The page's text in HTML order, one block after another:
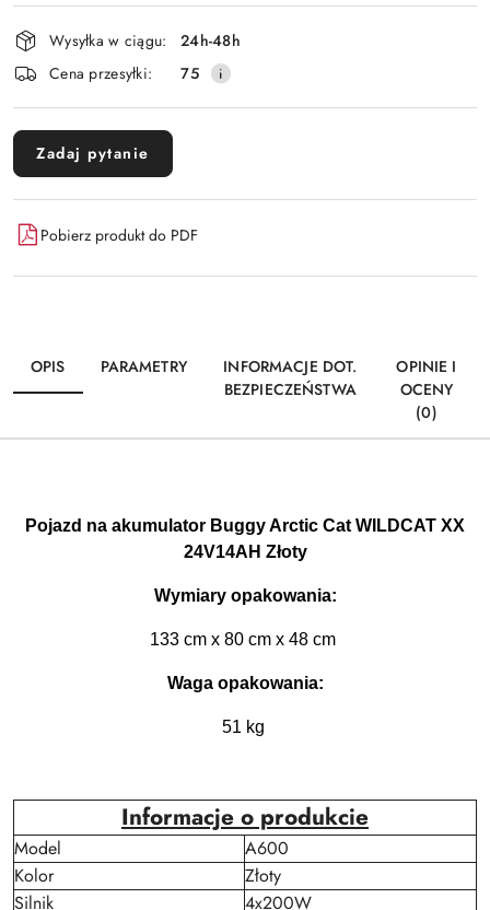
Wyślij
Dostępność
i
dostawa
Wysyłka w ciągu:
24h-48h
Cena przesyłki:
75
Zadaj pytanie
Pobierz produkt do PDF
OPIS PARAMETRY
INFORMACJE DOT.
BEZPIECZEŃSTWA
OPINIE I
OCENY
(0)
Pojazd na akumulator Buggy Arctic Cat WILDCAT XX
24V14AH Złoty
Wymiary opakowania:
133 cm x 80 cm x 48 cm
Waga opakowania:
51 kg
Informacje o produkcie
Model
A600
Kolor
Złoty
Silnik
4x200W